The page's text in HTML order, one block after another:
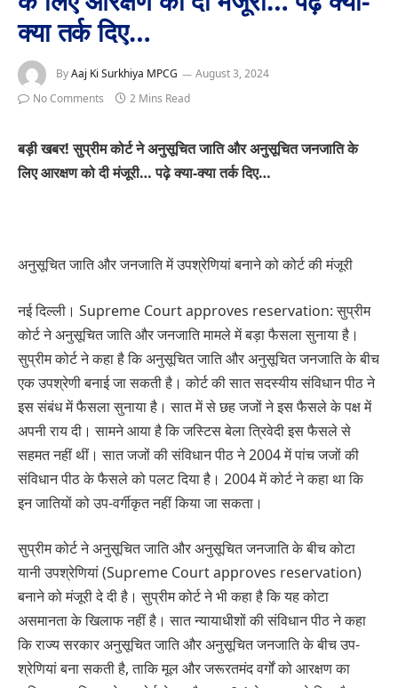
क्या तर्क दिए…
ByAaj Ki Surkhiya MPCG
August 3, 2024
No Comments
2 Mins Read
बड़ी खबर! सुप्रीम कोर्ट ने अनुसूचित जाति और अनुसूचित जनजाति के
लिए आरक्षण को दी मंजूरी… पढ़े क्या-क्या तर्क दिए…
अनुसूचित जाति और जनजाति में उपश्रेणियां बनाने को कोर्ट की मंजूरी
नई दिल्ली। Supreme Court approves reservation: सुप्रीम
कोर्ट ने अनुसूचित जाति और जनजाति मामले में बड़ा फैसला सुनाया है।
सुप्रीम कोर्ट ने कहा है कि अनुसूचित जाति और अनुसूचित जनजाति के बीच
एक उपश्रेणी बनाई जा सकती है। कोर्ट की सात सदस्यीय संविधान पीठ ने
इस संबंध में फैसला सुनाया है। सात में से छह जजों ने इस फैसले के पक्ष में
अपनी राय दी। सामने आया है कि जस्टिस बेला त्रिवेदी इस फैसले से
सहमत नहीं थीं। सात जजों की संविधान पीठ ने 2004 में पांच जजों की
संविधान पीठ के फैसले को पलट दिया है। 2004 में कोर्ट ने कहा था कि
इन जातियों को उप-वर्गीकृत नहीं किया जा सकता।
सुप्रीम कोर्ट ने अनुसूचित जाति और अनुसूचित जनजाति के बीच कोटा
यानी उपश्रेणियां (Supreme Court approves reservation)
बनाने को मंजूरी दे दी है। सुप्रीम कोर्ट ने भी कहा है कि यह कोटा
असमानता के खिलाफ नहीं है। सात न्यायाधीशों की संविधान पीठ ने कहा
कि राज्य सरकार अनुसूचित जाति और अनुसूचित जनजाति के बीच उप-
श्रेणियां बना सकती है, ताकि मूल और जरूरतमंद वर्गों को आरक्षण का